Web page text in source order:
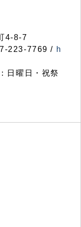
4-8-7
223-7769 / h
日曜日・祝祭